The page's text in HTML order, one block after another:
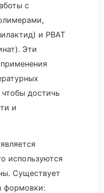
с
и PBAT
Эти
достичь
и
используются
Существует
формовки: